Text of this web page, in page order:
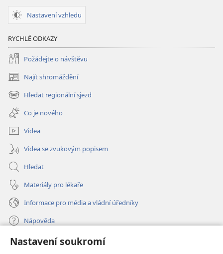
Nastavení soukromí
Nastavení vzhledu
RYCHLÉ ODKAZY
Požádejte o návštěvu
Najít shromáždění
(otevřeno
nové
okno)
Hledat regionální sjezd
(otevřeno
nové
okno)
Co je nového
Videa
Videa se zvukovým popisem
Hledat
Materiály pro lékaře
Informace pro média a vládní úředníky
Nápověda
Dary